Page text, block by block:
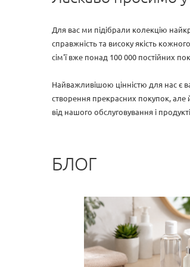
Для вас ми підібрали колекцію
справжність та високу якість
сім'ї вже понад 100 000 постійних
Найважливішою цінністю для нас є
створення прекрасних покупок, але
від нашого обслуговування і
БЛОГ